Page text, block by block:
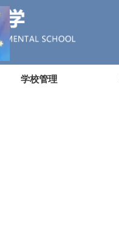
学校管理